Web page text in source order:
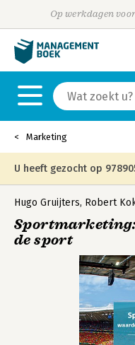
Op werkdagen
Marketing
U heeft gezocht op
is niet meer in die editie
onderstaande editie.
Hugo Gruijters, Robert
de sport